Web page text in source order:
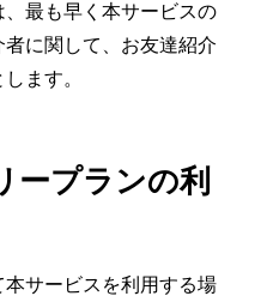
最も早く本サービスの
に関して、お友達紹介
ます。
プランの利
サービスを利用する場